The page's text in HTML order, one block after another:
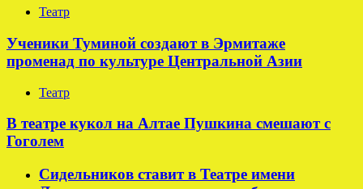
Театр
Ученики Туминой создают в Эрмитаже
променад по культуре Центральной Азии
Театр
В театре кукол на Алтае Пушкина смешают с
Гоголем
Сидельников ставит в Театре имени